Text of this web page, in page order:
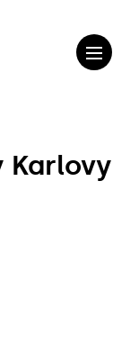
Karlovy